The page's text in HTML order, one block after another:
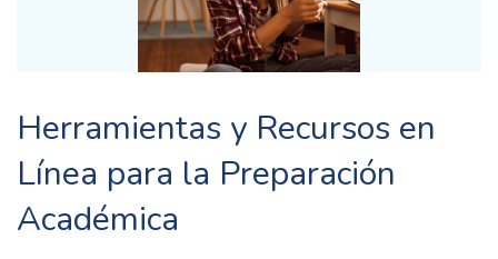
Herramientas y Recursos en
Línea para la Preparación
Académica